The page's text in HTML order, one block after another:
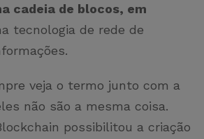
cadeia de blocos, em
tecnologia de rede de
veja o termo junto com a
não são a mesma coisa.
possibilitou a criação